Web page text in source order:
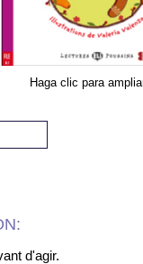
Haga clic para
d'agir.